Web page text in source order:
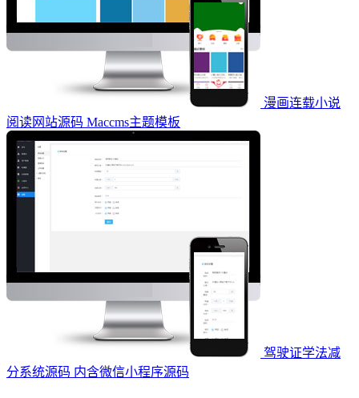
漫画连载小说
阅读网站源码 Maccms主题模板
驾驶证学法减
分系统源码 内含微信小程序源码